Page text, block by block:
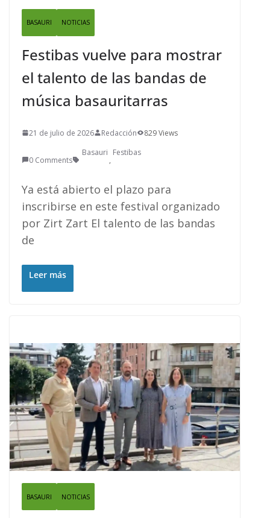
BASAURI NOTICIAS
Festibas vuelve para mostrar
el talento de las bandas de
música basauritarras
21 de julio de 2026 Redacción 829 Views
0 Comments
Basauri
,
Festibas
Ya está abierto el plazo para
inscribirse en este festival organizado
por Zirt Zart El talento de las bandas
de
Leer más
BASAURI NOTICIAS